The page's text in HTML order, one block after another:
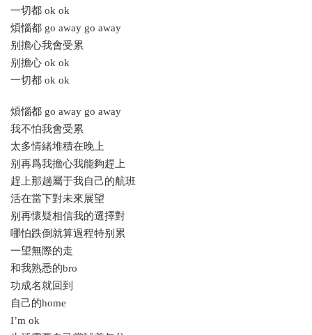
一切都 ok ok
煩惱都 go away go away
别擔心我會受累
别擔心 ok ok
一切都 ok ok
煩惱都 go away go away
我不怕我會受累
太多情緒堆積在晚上
别再爲我擔心我能夠趕上
趕上那趟屬于我自己的航班
活在當下對未來展望
别再懷疑相信我的選擇對
哪怕跌倒就算過程特别累
一望無際的走
和我熟悉的bro
功成名就回到
自己的home
I’m ok